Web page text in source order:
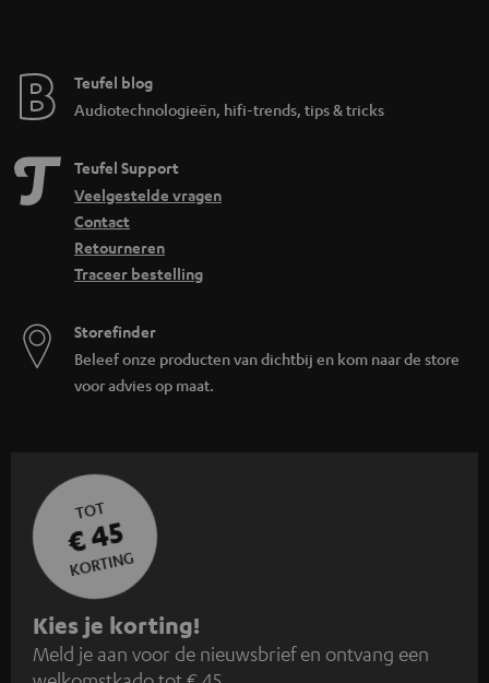
Teufel blog
Audiotechnologieën, hifi-trends, tips & tricks
Teufel Support
Veelgestelde vragen
Contact
Retourneren
Traceer bestelling
Storefinder
Beleef onze producten van dichtbij en kom naar de store
voor advies op maat.
TOT
€ 45
KORTING
A
a
Kies je korting!
Meld je aan voor de nieuwsbrief en ontvang een